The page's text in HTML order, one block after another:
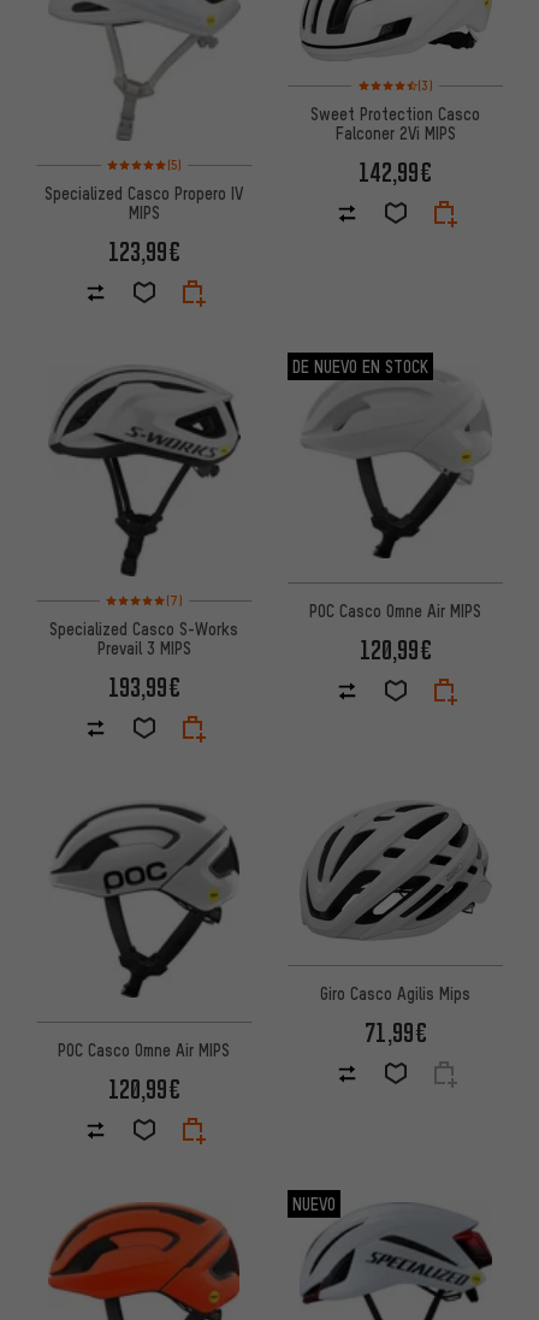
Valoración media: 5 de 5 basada en 5 reseñas
(5)
Specialized Casco Propero IV
MIPS
123,99€
Valoración media: 4,5 de 5
(3)
Sweet Protection Casco
Falconer 2Vi MIPS
142,99€
Valoración media: 5 de 5 basada en 7 reseñas
(7)
Specialized Casco S-Works
Prevail 3 MIPS
193,99€
DE NUEVO EN STOCK
POC Casco Omne Air MIPS
120,99€
POC Casco Omne Air MIPS
120,99€
Giro Casco Agilis Mips
71,99€
NUEVO